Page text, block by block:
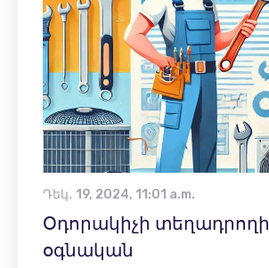
Դեկ․ 19, 2024, 11:01 a.m.
Օդորակիչի տեղադրողի
օգնական